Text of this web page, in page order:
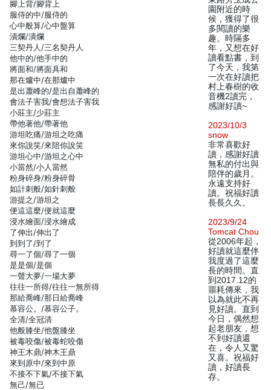
腳上背/腳背上
服侍的中/服侍的
心中般算/心中盤算
漬爛/潰爛
三契丹人/三名契丹人
他中的/他手中的
將面和/將面具和
那在爐中/在那爐中
是出蕭峰的/是出自蕭峰的
會法子害我/會想法子害我
小莊主/少莊主
帶他著他/帶著他
游坦吃痛/游坦之吃痛
來你說笑/來陪你說笑
游坦心中/游坦之心中
小當然/小人當然
粉身碎身/粉身碎骨
如計刺般/如針刺般
游提之/游坦之
便這這麼/便就這麼
浸水繪面/浸水繪成
了伸出/伸出了
到到了/到了
尋一了個/尋了一個
是是個/是個
一聲大夢/一場大夢
往往一所得/往往一無所得
那給喬峰/那日給喬峰
慕容公。/慕容公子。
全清/全冠清
他般膝坐/他盤膝坐
被毒咬傷/被毒蛇咬傷
神王木鼎/神木王鼎
來到原中/來到中原
不接不下氣/不接下氣
無己/無已
園附近的時
候，獲得了很
多閱讀的樂
趣。時隔多
年，又想在好
讀看點書，到
了今天，我第
一次在好讀把
村上春樹的收
音機2讀完，
感謝好讀~
2023/10/3
snow
非常喜歡好
讀，感謝好讀
無私的付出與
陪伴的歲月。
永遠支持好
讀。祝福好讀
長長久久。
2023/9/24
Tomcat Chou
從2006年起，
好讀就這麼伴
我度過了這麼
長的時間。直
到2017.12的
噩耗傳來，我
以為就此不再
見好讀。直到
今日，偶然想
起老朋友，想
不到好讀還
在，令人又驚
又喜。祝福好
讀，好讀長
存。